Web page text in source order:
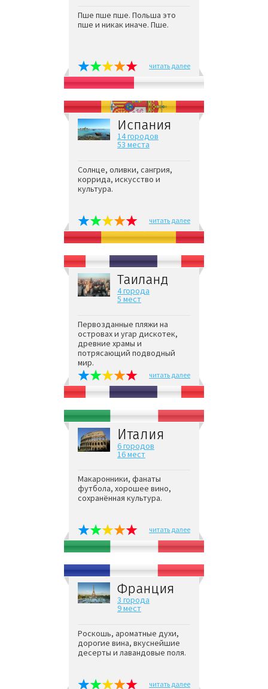
Пше пше пше. Польша это
пше и никак иначе. Пше.
читать далее
Испания
14 городов
53 места
Солнце, оливки, сангрия,
коррида, искусство и
культура.
читать далее
Таиланд
4 города
5 мест
Первозданные пляжи на
островах и угар дискотек,
древние храмы и
потрясающий подводный
мир.
читать далее
Италия
6 городов
16 мест
Макаронники, фанаты
футбола, хорошее вино,
сохранённая культура.
читать далее
Франция
3 города
9 мест
Роскошь, ароматные духи,
дорогие вина, вкуснейшие
десерты и лавандовые поля.
читать далее